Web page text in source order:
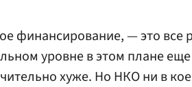
финансирование, — это все
уровне в этом плане
хуже. Но НКО ни в